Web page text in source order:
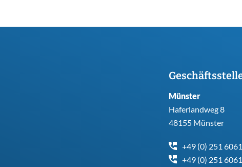
Münster
Haferlandweg 8
48155 Münster
+49 (0) 251
+49 (0) 251